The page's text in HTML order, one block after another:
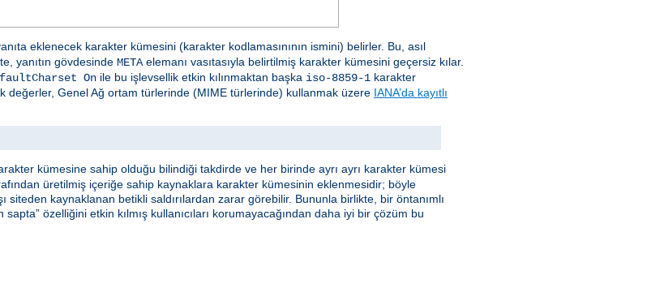
eklenecek karakter kümesini (karakter kodlamasınının ismini) belirler. Bu, asıl
yanıtın gövdesinde METAelemanı vasıtasıyla belirtilmiş karakter kümesini geçersiz kılar.
On ile bu işlevsellik etkin kılınmaktan başka iso-8859-1 karakter
değerler, Genel Ağ ortam türlerinde (MIME türlerinde) kullanmak üzere IANA’da kayıtlı
kümesine sahip olduğu bilindiği takdirde ve her birinde ayrı ayrı karakter kümesi
üretilmiş içeriğe sahip kaynaklara karakter kümesinin eklenmesidir; böyle
siteden kaynaklanan betikli saldırılardan zarar görebilir. Bununla birlikte, bir öntanımlı
özelliğini etkin kılmış kullanıcıları korumayacağından daha iyi bir çözüm bu